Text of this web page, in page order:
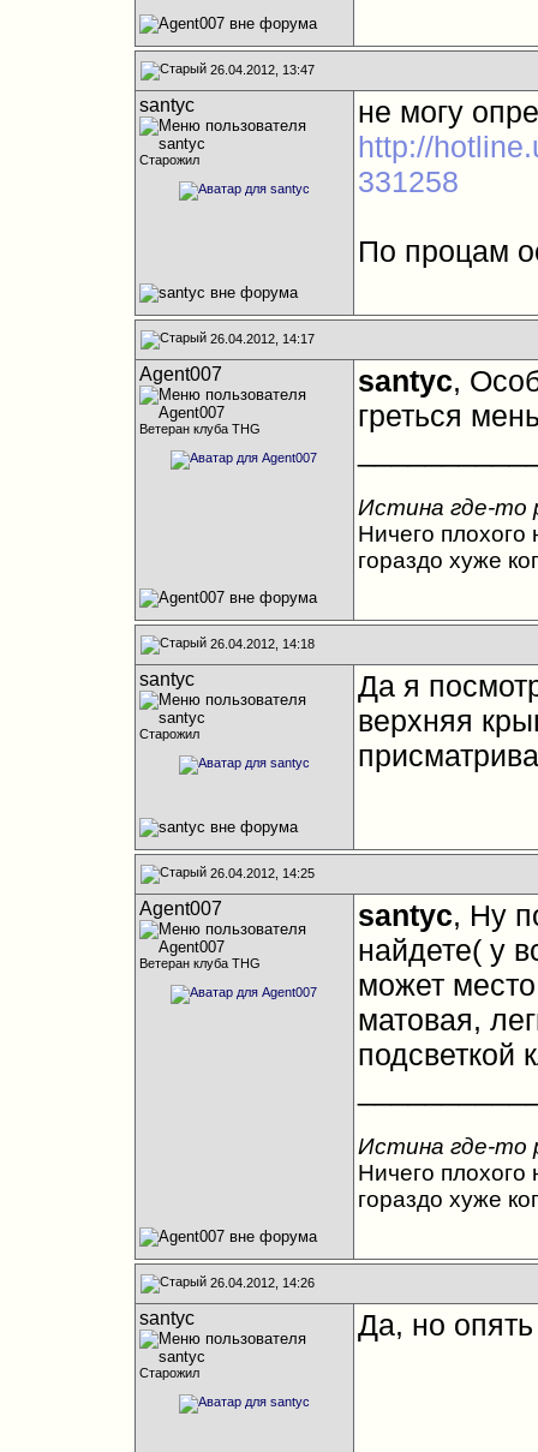
26.04.2012, 13:47
santyc
Старожил
не могу
http://
331258
По процам
26.04.2012, 14:17
Agent007
Ветеран клуба THG
santyc,
греться
Истина где-то
Ничего плохого
гораздо хуже
26.04.2012, 14:18
santyc
Старожил
Да я
верхняя
26.04.2012, 14:25
Agent007
Ветеран клуба THG
santyc, Ну
найдете( у
может
матовая,
подсветкой
Истина где-то
Ничего плохого
гораздо хуже
26.04.2012, 14:26
santyc
Старожил
Да, но